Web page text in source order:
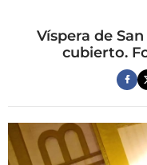
Víspera de
cubierto.